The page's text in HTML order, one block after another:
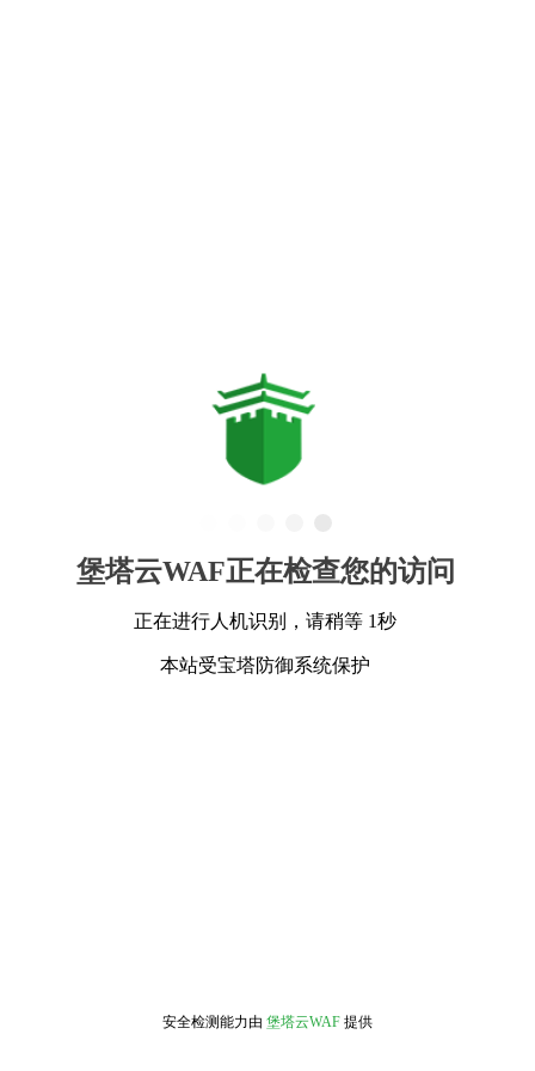
堡塔云WAF正在检查您的访问
正在进行人机识别，请稍等 1秒
本站受宝塔防御系统保护
安全检测能力由 堡塔云WAF 提供